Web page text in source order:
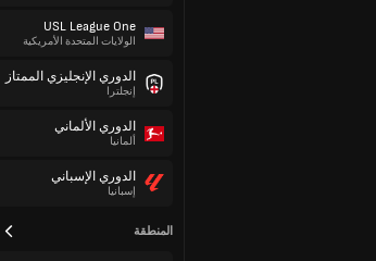
USL League One
الولايات المتحدة الأمريكية
الدوري الإنجليزي الممتاز
إنجلترا
الدوري الألماني
ألمانيا
الدوري الإسباني
إسبانيا
المنطقة